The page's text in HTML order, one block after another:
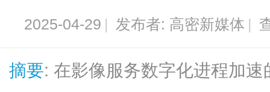
2025-04-29 | 发布者: 高密新媒体 |
摘要: 在影像服务数字化进程加